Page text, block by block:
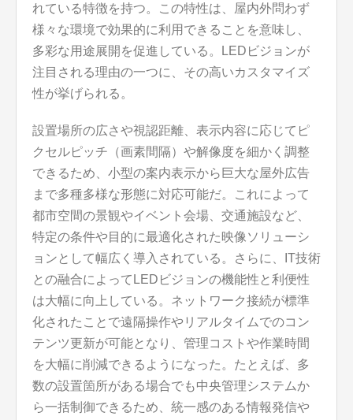
れている特徴を持つ。この特性は、屋内外問わず
様々な環境で効果的に利用できることを意味し、
多彩な用途展開を促進している。LEDビジョンが
注目される理由の一つに、その高いカスタマイズ
性が挙げられる。
設置場所の広さや視認距離、表示内容に応じてピ
クセルピッチ（画素間隔）や解像度を細かく調整
できるため、小型の案内表示から巨大な屋外広告
まで多種多様な形態に対応可能だ。これによって
都市空間の景観やイベント会場、交通施設など、
特定の条件や目的に最適化された映像ソリューシ
ョンとして幅広く導入されている。さらに、IT技術
との融合によってLEDビジョンの機能性と利便性
は大幅に向上している。ネットワーク接続が標準
化されたことで遠隔操作やリアルタイムでのコン
テンツ更新が可能となり、管理コストや作業時間
を大幅に削減できるようになった。たとえば、多
数の設置箇所がある場合でも中央管理システムか
ら一括制御できるため、統一感のある情報発信や